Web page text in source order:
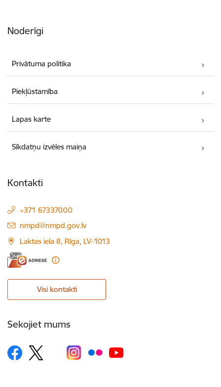
Noderīgi
Privātuma politika
Piekļūstamība
Lapas karte
Sīkdatņu izvēles maiņa
Kontakti
+371 67337000
E-pasts:
nmpd@nmpd.gov.lv
Laktas iela 8, Rīga, LV-1013
Visi kontakti
Sekojiet mums